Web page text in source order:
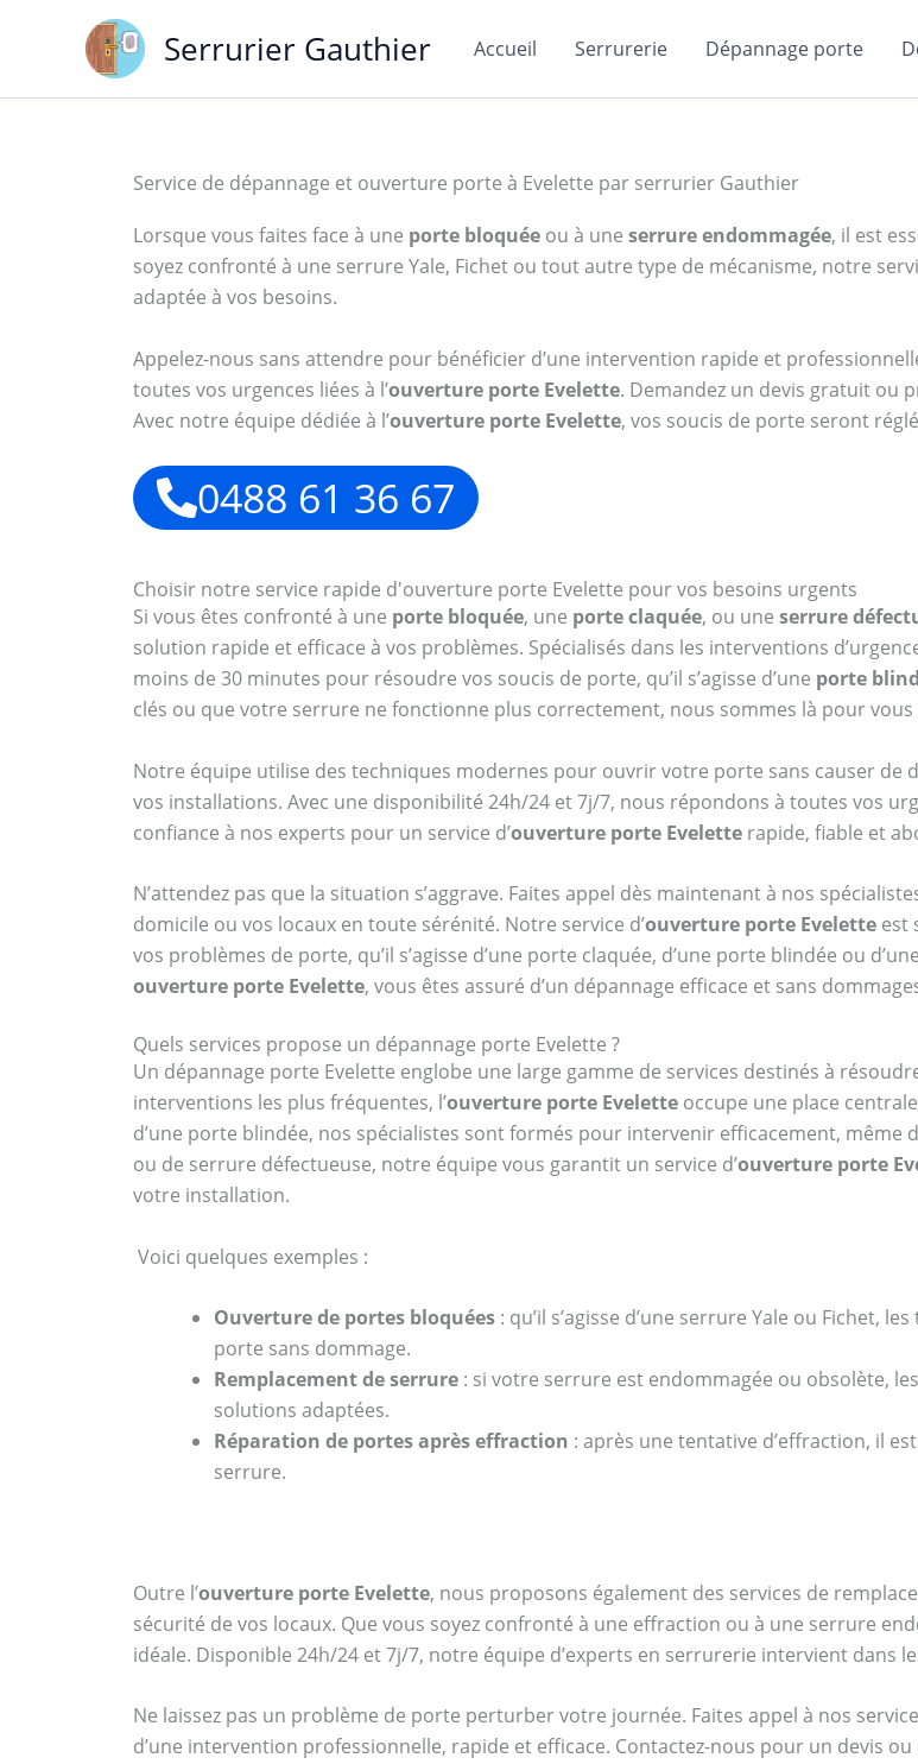
Serrurier Gauthier Accueil Serrurerie Dépannage porte
Service de dépannage et ouverture porte à Evelette par serrurier Gauthier
Lorsque vous faites face à une porte bloquée ou à une serrure endommagée, il est
soyez confronté à une serrure Yale, Fichet ou tout autre type de mécanisme, notre
adaptée à vos besoins.
Appelez-nous sans attendre pour bénéficier d’une intervention rapide et
toutes vos urgences liées à l’ouverture porte Evelette. Demandez un devis gratuit ou
Avec notre équipe dédiée à l’ouverture porte Evelette, vos soucis de porte seront
0488 61 36 67
Choisir notre service rapide d'ouverture porte Evelette pour vos besoins urgents
Si vous êtes confronté à une porte bloquée, une porte claquée, ou une serrure
solution rapide et efficace à vos problèmes. Spécialisés dans les interventions
moins de 30 minutes pour résoudre vos soucis de porte, qu’il s’agisse d’une porte
clés ou que votre serrure ne fonctionne plus correctement, nous sommes là pour vous
Notre équipe utilise des techniques modernes pour ouvrir votre porte sans causer de
vos installations. Avec une disponibilité 24h/24 et 7j/7, nous répondons à toutes vos
confiance à nos experts pour un service d’ouverture porte Evelette rapide, fiable et
N’attendez pas que la situation s’aggrave. Faites appel dès maintenant à nos
domicile ou vos locaux en toute sérénité. Notre service d’ouverture porte Evelette est
vos problèmes de porte, qu’il s’agisse d’une porte claquée, d’une porte blindée ou
ouverture porte Evelette, vous êtes assuré d’un dépannage efficace et sans
Quels services propose un dépannage porte Evelette ?
Un dépannage porte Evelette englobe une large gamme de services destinés à
interventions les plus fréquentes, l’ouverture porte Evelette occupe une place
d’une porte blindée, nos spécialistes sont formés pour intervenir efficacement, même
ou de serrure défectueuse, notre équipe vous garantit un service d’ouverture porte
votre installation.
Voici quelques exemples :
Ouverture de portes bloquées : qu’il s’agisse d’une serrure Yale ou
porte sans dommage.
Remplacement de serrure : si votre serrure est endommagée ou obsolète,
solutions adaptées.
Réparation de portes après effraction : après une tentative d’effraction, il
serrure.
Outre l’ouverture porte Evelette, nous proposons également des services de
sécurité de vos locaux. Que vous soyez confronté à une effraction ou à une serrure
idéale. Disponible 24h/24 et 7j/7, notre équipe d’experts en serrurerie intervient dans
Ne laissez pas un problème de porte perturber votre journée. Faites appel à nos
d’une intervention professionnelle, rapide et efficace. Contactez-nous pour un devis